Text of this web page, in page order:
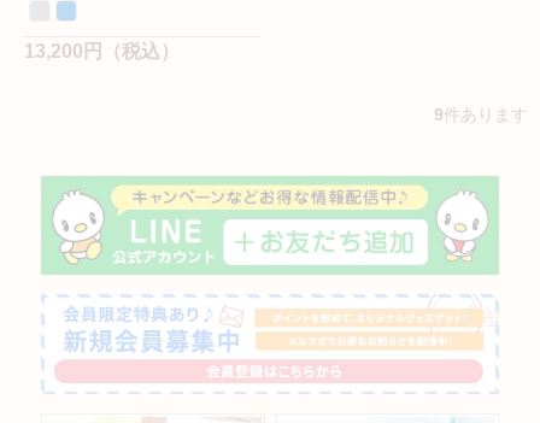
13,200円（税込）
9件あります